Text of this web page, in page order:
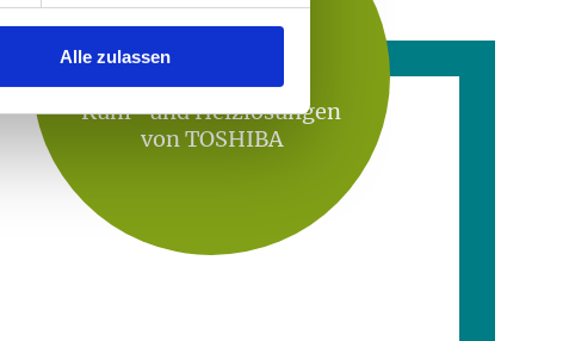
Alle zulassenFakten
Kühl- und Heizlösungen
von TOSHIBA